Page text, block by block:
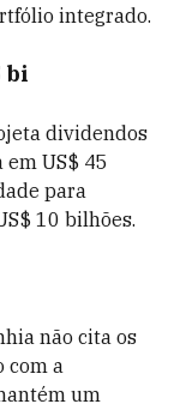
integrado.
bi
dividendos
US$ 45
para
10 bilhões.
não cita os
com a
um